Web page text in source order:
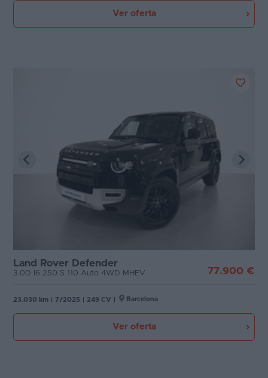
Ver oferta
Land Rover Defender
3.0D I6 250 S 110 Auto 4WD MHEV 77.900 €
23.030 km 7/2025 249 CV Barcelona
Ver oferta